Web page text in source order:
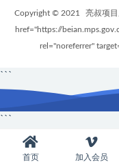
Copyright © 2021 亮叔项
href="https://
rel="noreferrer"
首页 加入会员
```
```